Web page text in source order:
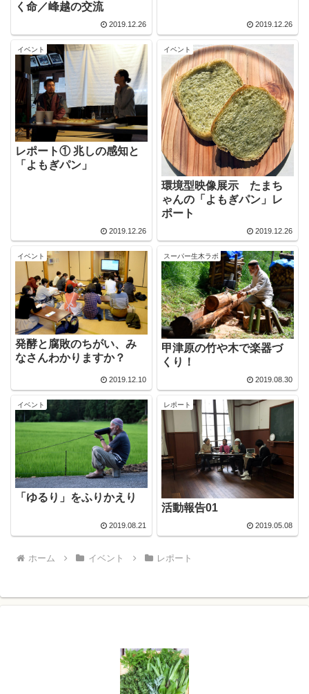
く命／峰越の交流
2019.12.26 2019.12.26
イベント
レポート① 兆しの感知と
「よもぎパン」
2019.12.26
イベント
環境型映像展示 たまち
ゃんの「よもぎパン」レ
ポート
2019.12.26
イベント
発酵と腐敗のちがい、み
なさんわかりますか？
2019.12.10
スーパー生木ラボ
甲津原の竹や木で楽器づ
くり！
2019.08.30
イベント
「ゆるり」をふりかえり
2019.08.21
レポート
活動報告01
2019.05.08
ホーム イベント レポート